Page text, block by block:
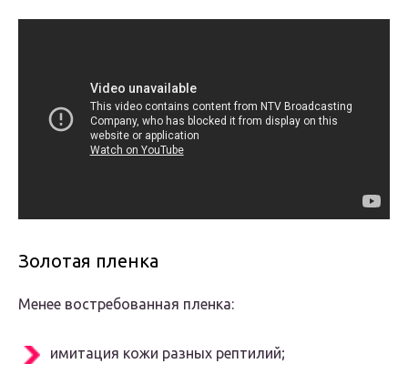
Золотая пленка
Менее востребованная пленка:
имитация кожи разных рептилий;